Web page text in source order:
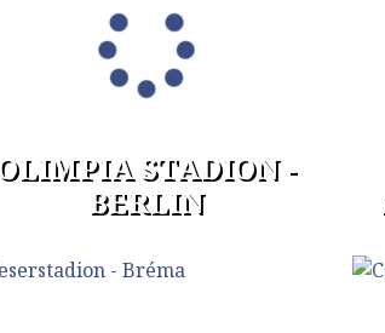
OLIMPIA STADION -
BERLIN